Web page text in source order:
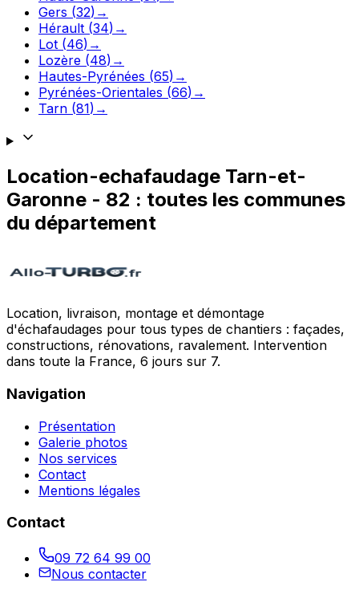
Gers (32) →
Hérault (34) →
Lot (46) →
Lozère (48) →
Hautes-Pyrénées (65) →
Pyrénées-Orientales (66) →
Tarn (81) →
Location-echafaudage Tarn-et-
Garonne - 82 : toutes les communes
du département
Location, livraison, montage et démontage
d'échafaudages pour tous types de chantiers : façades,
constructions, rénovations, ravalement. Intervention
dans toute la France, 6 jours sur 7.
Navigation
Présentation
Galerie photos
Nos services
Contact
Mentions légales
Contact
09 72 64 99 00
Nous contacter